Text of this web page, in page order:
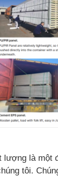
lượng là một
tôi.